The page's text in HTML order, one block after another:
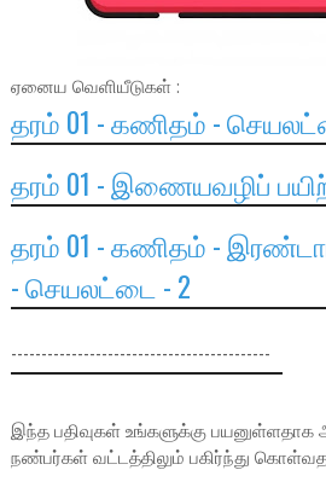
ஏனைய வெளியீடுகள் :
தரம் 01 - கணிதம் -
தரம் 01 - இணையவழிப்
தரம் 01 - கணிதம் -
- செயலட்டை - 2
-------------------------------------------
இந்த பதிவுகள் உங்களுக்கு
நண்பர்கள் வட்டத்திலும் பகிர்ந்து